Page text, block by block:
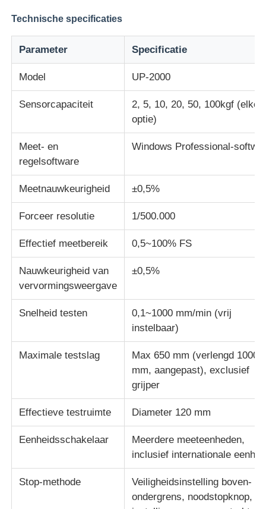
rubber het testen materiaal
Apparatuur voor het testen van schoenen
Gebouwmaterialen-testapparatuur
Verpakkingstestapparatuur
Testapparatuur voor kleefstoffen
stof testmachine
Temperatuur en Vochtigheidscontrolemechanisme
Technische specificaties
Parameter Specificatie
Model UP-2000
Sensorcapaciteit
2, 5, 10, 20, 50, 100kgf (elke
optie)
Meet- en
regelsoftware
Windows Professional-
Meetnauwkeurigheid ±0,5%
Forceer resolutie 1/500.000
Effectief meetbereik 0,5~100% FS
Nauwkeurigheid van
vervormingsweergave
±0,5%
Snelheid testen
0,1~1000 mm/min (vrij
instelbaar)
Maximale testslag
Max 650 mm (verlengd 1000
mm, aangepast), exclusief
grijper
Effectieve testruimte Diameter 120 mm
Eenheidsschakelaar
Meerdere meeteenheden,
inclusief internationale
Stop-methode
Veiligheidsinstelling boven- en
ondergrens, noodstopknop,